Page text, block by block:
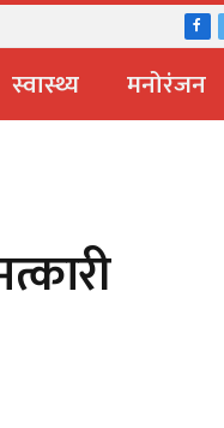
स्वास्थ्य मनोरंजन